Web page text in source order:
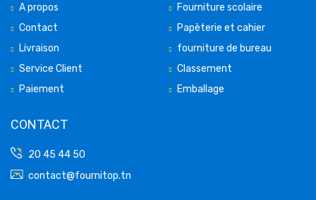
A propos
Contact
Livraison
Service Client
Paiement
Fourniture scolaire
Papèterie et cahier
fourniture de bureau
Classement
Emballage
CONTACT
20 45 44 50
contact@fournitop.tn